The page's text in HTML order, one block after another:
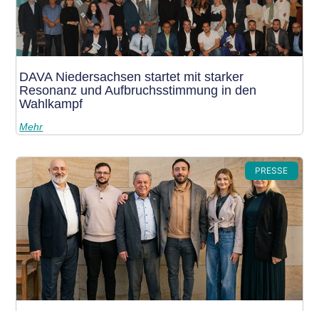
DAVA Niedersachsen startet mit starker
Resonanz und Aufbruchsstimmung in den
Wahlkampf
Mehr
PRESSE